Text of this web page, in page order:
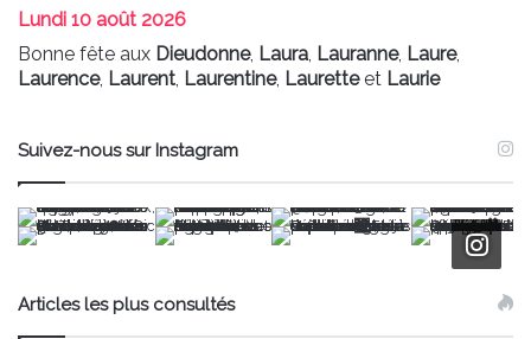
Lundi 10 août 2026
Bonne fête aux Dieudonne, Laura Lauranne, Laure,
Laurence, Laurent Laurentine, Lauretteet Laurie
Suivez-nous sur Instagram
Articles les plus consultés